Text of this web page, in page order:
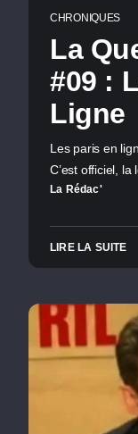
CHRONIQUES
La
#09 :
Ligne
Les paris en
C’est officiel, la
La Rédac'
LIRE LA SUITE